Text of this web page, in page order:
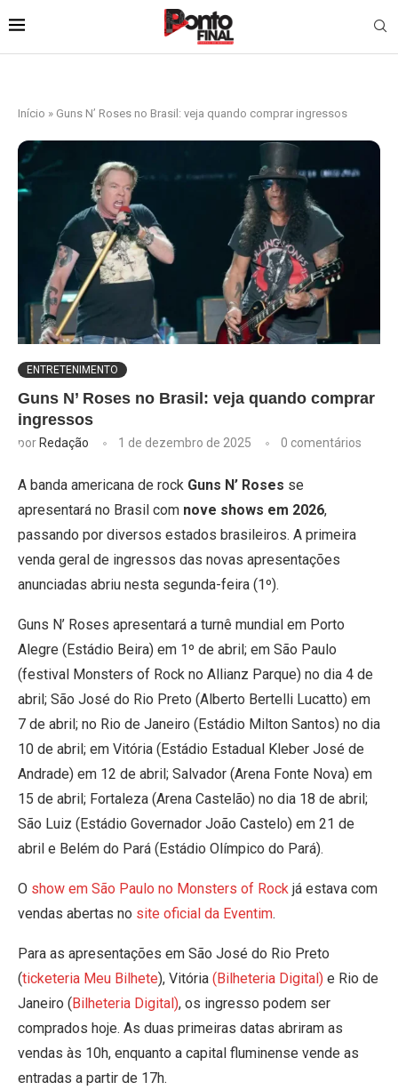
Início » Guns N’ Roses no Brasil: veja quando comprar ingressos
ENTRETENIMENTO
Guns N’ Roses no Brasil: veja quando comprar
ingressos
por Redação 1 de dezembro de 2025 0 comentários
A banda americana de rock Guns N’ Roses se
apresentará no Brasil com nove shows em 2026,
passando por diversos estados brasileiros. A primeira
venda geral de ingressos das novas apresentações
anunciadas abriu nesta segunda-feira (1º).
Guns N’ Roses apresentará a turnê mundial em Porto
Alegre (Estádio Beira) em 1º de abril; em São Paulo
(festival Monsters of Rock no Allianz Parque) no dia 4 de
abril; São José do Rio Preto (Alberto Bertelli Lucatto) em
7 de abril; no Rio de Janeiro (Estádio Milton Santos) no dia
10 de abril; em Vitória (Estádio Estadual Kleber José de
Andrade) em 12 de abril; Salvador (Arena Fonte Nova) em
15 de abril; Fortaleza (Arena Castelão) no dia 18 de abril;
São Luiz (Estádio Governador João Castelo) em 21 de
abril e Belém do Pará (Estádio Olímpico do Pará).
O show em São Paulo no Monsters of Rock já estava com
vendas abertas no site oficial da Eventim.
Para as apresentações em São José do Rio Preto
(ticketeria Meu Bilhete), Vitória (Bilheteria Digital) e Rio de
Janeiro ( Bilheteria Digital), os ingresso podem ser
comprados hoje. As duas primeiras datas abriram as
vendas às 10h, enquanto a capital fluminense vende as
entradas a partir de 17h.